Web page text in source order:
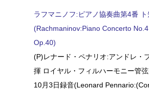
ラフマニノフ:ピアノ協奏曲第4番
(Rachmaninov:Piano Concerto
Op.40)
(P)レナード・ペナリオ:アンドレ・
揮 ロイヤル・フィルハーモニー管
10月3日録音(Leonard